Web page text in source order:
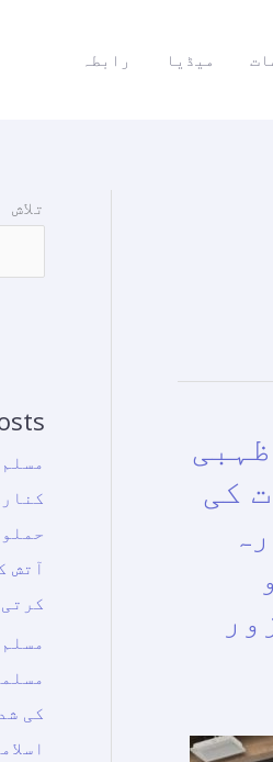
میڈیا رابطہ
کی
تلاش
آتش
کی